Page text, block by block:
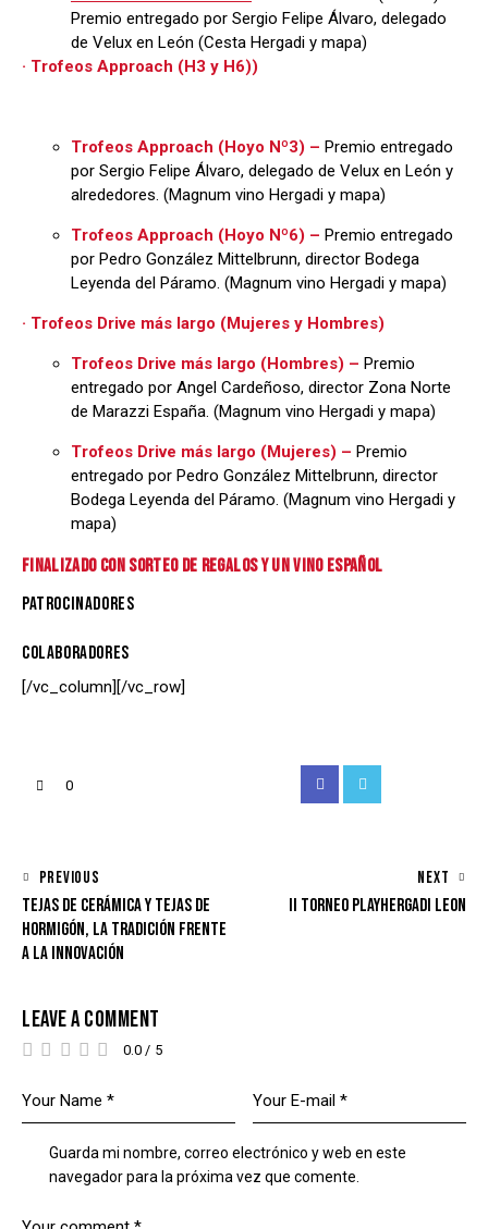
Premio entregado por Sergio Felipe Álvaro, delegado
de Velux en León (Cesta Hergadi y mapa)
· Trofeos Approach (H3 y H6))
Trofeos Approach (Hoyo Nº3) – Premio entregado
por Sergio Felipe Álvaro, delegado de Velux en León y
alrededores. (Magnum vino Hergadi y mapa)
Trofeos Approach (Hoyo Nº6) – Premio entregado
por Pedro González Mittelbrunn, director Bodega
Leyenda del Páramo. (Magnum vino Hergadi y mapa)
· Trofeos Drive más largo (Mujeres y Hombres)
Trofeos Drive más largo (Hombres) – Premio
entregado por Angel Cardeñoso, director Zona Norte
de Marazzi España. (Magnum vino Hergadi y mapa)
Trofeos Drive más largo (Mujeres) – Premio
entregado por Pedro González Mittelbrunn, director
Bodega Leyenda del Páramo. (Magnum vino Hergadi y
mapa)
FINALIZADO CON SORTEO DE REGALOS Y UN VINO ESPAÑOL
PATROCINADORES
COLABORADORES
[/vc_column][/vc_row]
0 FacebookTwitter
NAVEGACIÓN
DE
ENTRADAS
PREVIOUS
TEJAS DE CERÁMICA Y TEJAS DE
HORMIGÓN, LA TRADICIÓN FRENTE
A LA INNOVACIÓN
NEXT
II TORNEO PLAYHERGADI LEON
LEAVE A COMMENT
0.0 / 5
Guarda mi nombre, correo electrónico y web en este
navegador para la próxima vez que comente.